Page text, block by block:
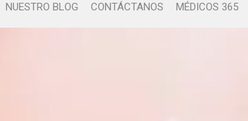
NUESTRO BLOG CONTÁCTANOS MÉDICOS 365